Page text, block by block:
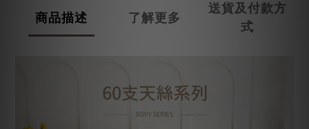
商品描述 了解更多
送貨及付款方
式